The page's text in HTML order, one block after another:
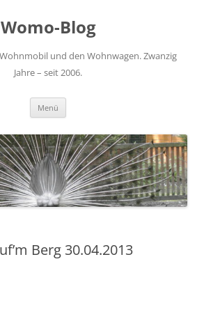
Womo-Blog
und den Wohnwagen. Zwanzig
Jahre – seit 2006.
Menü
Berg 30.04.2013